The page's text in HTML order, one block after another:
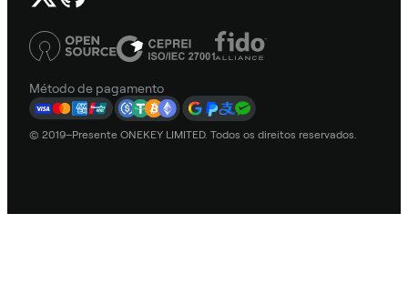
Método de pagamento
© 2019–Presente ONEKEY LIMITED. Todos os direitos reservados.